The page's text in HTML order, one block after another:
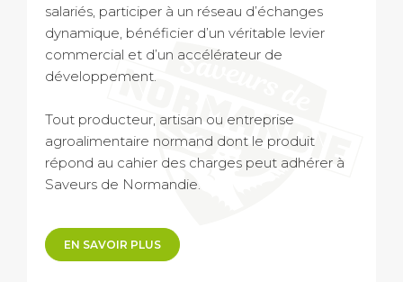
salariés, participer à un réseau d’échanges
dynamique, bénéficier d’un véritable levier
commercial et d’un accélérateur de
développement.
Tout producteur, artisan ou entreprise
agroalimentaire normand dont le produit
répond au cahier des charges peut adhérer à
Saveurs de Normandie.
EN SAVOIR PLUS